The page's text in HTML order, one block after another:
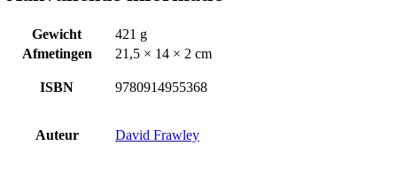
Gewicht
421 g
Afmetingen
21,5 × 14 × 2 cm
ISBN 9780914955368
Auteur David Frawley